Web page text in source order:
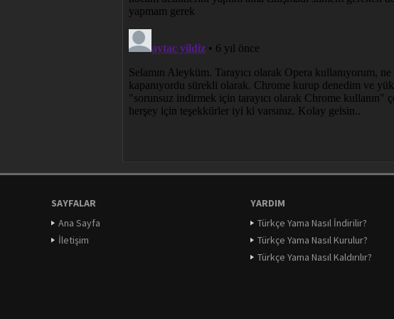
SAYFALAR
Ana Sayfa
İletişim
YARDIM
Türkçe Yama Nasıl İndirilir?
Türkçe Yama Nasıl Kurulur?
Türkçe Yama Nasıl Kaldırılır?